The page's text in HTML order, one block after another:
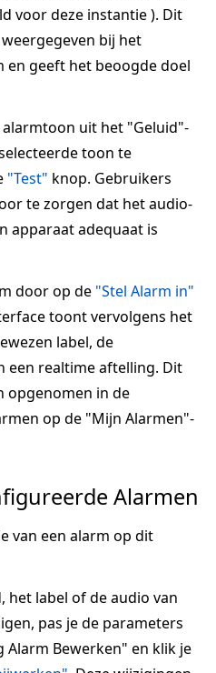
voor deze instantie ). Dit
bij het
en geeft het beoogde doel
alarmtoon uit het "Geluid"-
toon te
"Test" knop. Gebruikers
te zorgen dat het audio-
apparaat adequaat is
door op de "Stel Alarm in"
toont vervolgens het
label, de
een realtime aftelling. Dit
opgenomen in de
op de "Mijn Alarmen"-
Alarmen
van een alarm op dit
het label of de audio van
pas je de parameters
Alarm Bewerken" en klik je